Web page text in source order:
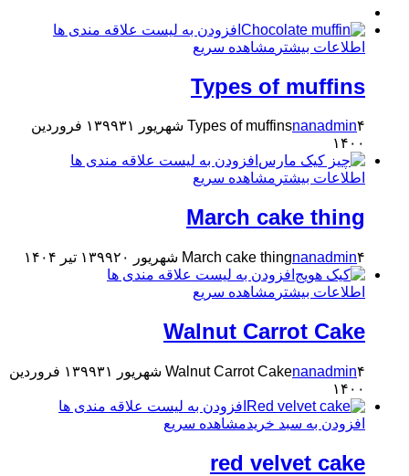
افزودن به لیست علاقه مندی ها
اطلاعات بیشتر مشاهده سریع
Types of muffins
Types of muffinsnanadmin۴ شهریور ۱۳۹۹
۳۱ فروردین
۱۴۰۰
افزودن به لیست علاقه مندی ها
اطلاعات بیشتر مشاهده سریع
March cake thing
March cake thingnanadmin۴ شهریور ۱۳۹۹
۲۰ تیر ۱۴۰۴
افزودن به لیست علاقه مندی ها
اطلاعات بیشتر مشاهده سریع
Walnut Carrot Cake
Walnut Carrot Cakenanadmin۴ شهریور ۱۳۹۹
۳۱ فروردین
۱۴۰۰
افزودن به لیست علاقه مندی ها
افزودن به سبد خریدمشاهده سریع
red velvet cake